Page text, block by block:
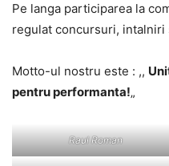
Pe langa participarea la
regulat concursuri,
Motto-ul nostru este : ,,
pentru performanta!„
Raul Roman